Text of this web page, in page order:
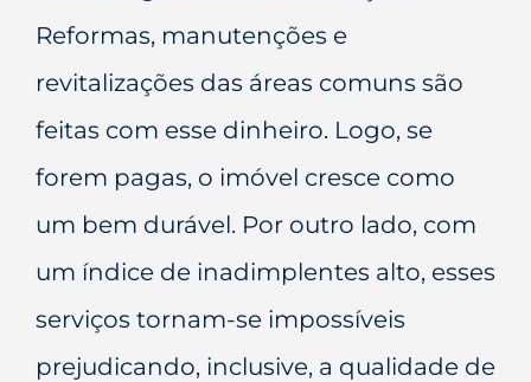
Reformas, manutenções e
revitalizações das áreas comuns são
feitas com esse dinheiro. Logo, se
forem pagas, o imóvel cresce como
um bem durável. Por outro lado, com
um índice de inadimplentes alto, esses
serviços tornam-se impossíveis
prejudicando, inclusive, a qualidade de